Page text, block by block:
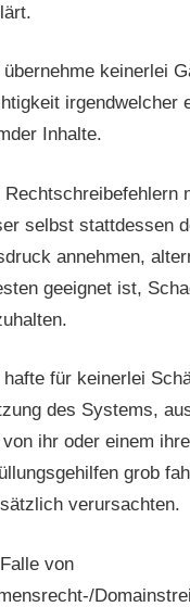
übernehme keinerlei
irgendwelcher
Inhalte.
Rechtschreibefehlern
selbst stattdessen
annehmen,
geeignet ist,
hafte für keinerlei
des Systems,
ihr oder einem
grob
verursachten.
von